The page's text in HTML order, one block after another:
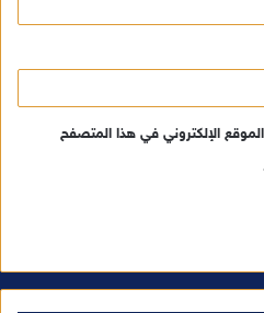
الإلكتروني في هذا المتصفح